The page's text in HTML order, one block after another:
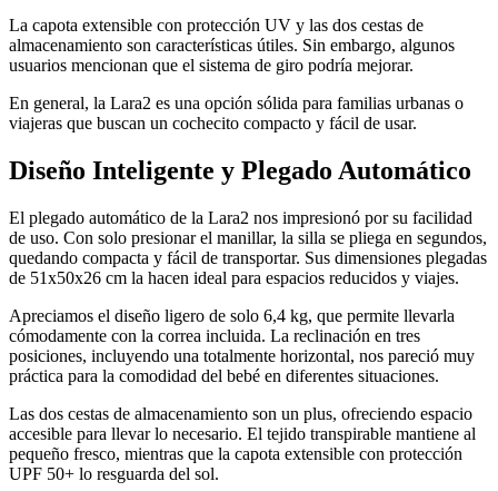
La capota extensible con protección UV y las dos cestas de
almacenamiento son características útiles. Sin embargo, algunos
usuarios mencionan que el sistema de giro podría mejorar.
En general, la Lara2 es una opción sólida para familias urbanas o
viajeras que buscan un cochecito compacto y fácil de usar.
Diseño Inteligente y Plegado Automático
El plegado automático de la Lara2 nos impresionó por su facilidad
de uso. Con solo presionar el manillar, la silla se pliega en segundos,
quedando compacta y fácil de transportar. Sus dimensiones plegadas
de 51x50x26 cm la hacen ideal para espacios reducidos y viajes.
Apreciamos el diseño ligero de solo 6,4 kg, que permite llevarla
cómodamente con la correa incluida. La reclinación en tres
posiciones, incluyendo una totalmente horizontal, nos pareció muy
práctica para la comodidad del bebé en diferentes situaciones.
Las dos cestas de almacenamiento son un plus, ofreciendo espacio
accesible para llevar lo necesario. El tejido transpirable mantiene al
pequeño fresco, mientras que la capota extensible con protección
UPF 50+ lo resguarda del sol.